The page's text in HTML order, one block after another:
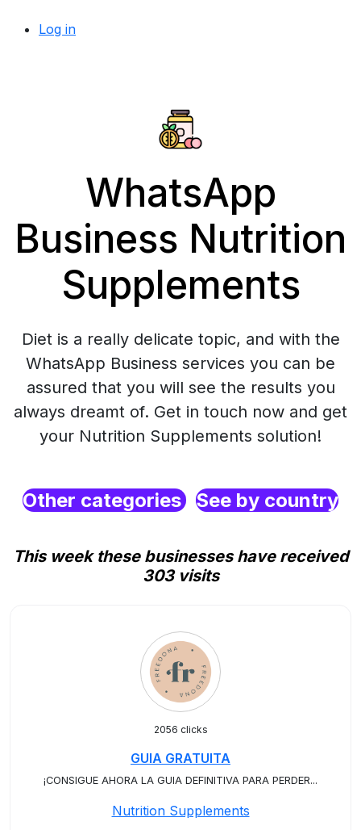
Log in
WhatsApp
Business Nutrition
Supplements
Diet is a really delicate topic, and with the
WhatsApp Business services you can be
assured that you will see the results you
always dreamt of. Get in touch now and get
your Nutrition Supplements solution!
Other categories See by country
This week these businesses have received
303 visits
2056 clicks
GUIA GRATUITA
¡CONSIGUE AHORA LA GUIA DEFINITIVA PARA PERDER...
Nutrition Supplements